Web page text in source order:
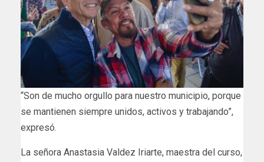
“Son de mucho orgullo para nuestro municipio, porque
se mantienen siempre unidos, activos y trabajando”,
expresó.
La señora Anastasia Valdez Iriarte, maestra del curso,